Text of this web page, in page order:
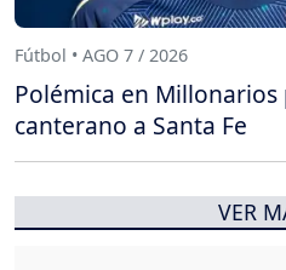
Fútbol • AGO 7 / 2026
Polémica en
canterano a Santa Fe
VER